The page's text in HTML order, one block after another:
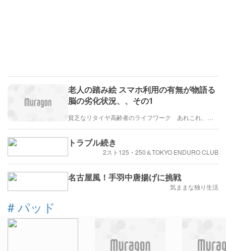
老人の踏み絵 スマホ利用の有無が物語る
脳の劣化状況、、その1
トラブル続き
2スト125・250＆TOKYO ENDURO CLUB
名古屋風！手羽中唐揚げに挑戦
気ままな独り生活
# パッド